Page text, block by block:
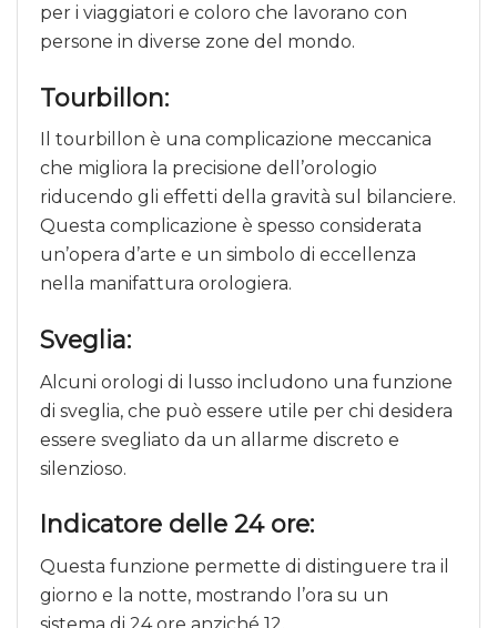
per i viaggiatori e coloro che lavorano con
persone in diverse zone del mondo.
Tourbillon:
Il tourbillon è una complicazione meccanica
che migliora la precisione dell’orologio
riducendo gli effetti della gravità sul bilanciere.
Questa complicazione è spesso considerata
un’opera d’arte e un simbolo di eccellenza
nella manifattura orologiera.
Sveglia:
Alcuni orologi di lusso includono una funzione
di sveglia, che può essere utile per chi desidera
essere svegliato da un allarme discreto e
silenzioso.
Indicatore delle 24 ore:
Questa funzione permette di distinguere tra il
giorno e la notte, mostrando l’ora su un